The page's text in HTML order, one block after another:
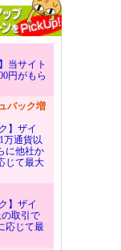
当サイト
円がもら
バック増
】ザイ
万通貨以
に他社か
じて最大
】ザイ
取引で
応じて最